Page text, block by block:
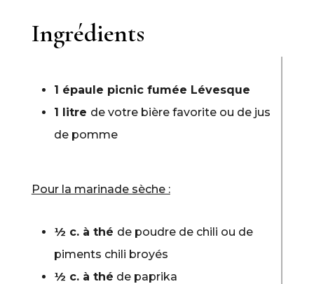
Ingrédients
1 épaule picnic fumée Lévesque
1 litre de votre bière favorite ou de jus
de pomme
Pour la marinade sèche :
½ c. à thé de poudre de chili ou de
piments chili broyés
½ c. à thé de paprika